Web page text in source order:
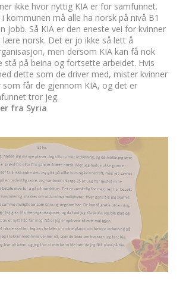
ikke hvor nyttig KIA er for samfunnet.
kommunen må alle ha norsk på nivå B1
jobb. Så KIA er den eneste vei for kvinner
lære norsk. Det er jo ikke så lett å
men dersom KIA kan få nok
stå på beina og fortsette arbeidet. Hvis
dette som de driver med, mister kvinner
som får de gjennom KIA, og det er
tror jeg.
fra Syria